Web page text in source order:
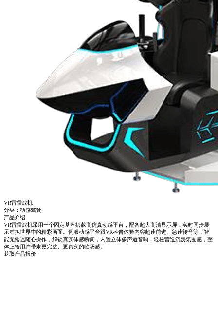
VR雷霆战机
分类：动感驾驶
产品介绍
VR雷霆战机采用一个固定基座搭载高仿真动感平台，配备超大高清显示屏，实时同步展
示虚拟世界中的精彩画面。伺服动感平台跟VR科普体验内容超速前进、急速转弯等，智
能无延迟随心操作，解锁真实体感瞬间，内置立体多声道音响，轻松营造沉浸氛围感，整
体上给用户带来更完整、更真实的临场感。
获取产品报价